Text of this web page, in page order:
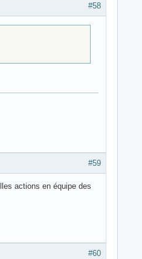
#58
#59
actions en équipe des
#60